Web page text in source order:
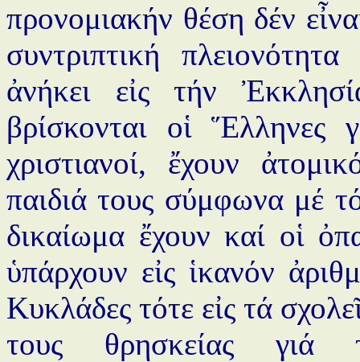
προνομιακήν θέση δέν
συντριπτική
ἀνήκει εἰς τήν
βρίσκονται οἱ Ἕλληνες
χριστιανοί, ἔχουν
παιδιά τους σύμφωνα μέ
δικαίωμα ἔχουν καί οἱ
ὑπάρχουν εἰς ἱκανόν
Κυκλάδες τότε εἰς τά
τους θρησκείας γιά